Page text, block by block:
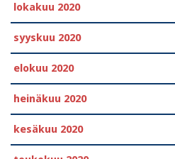
lokakuu 2020
syyskuu 2020
elokuu 2020
heinäkuu 2020
kesäkuu 2020